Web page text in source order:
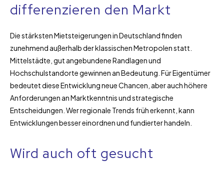
differenzieren den Markt
Die stärksten Mietsteigerungen in Deutschland finden
zunehmend außerhalb der klassischen Metropolen statt.
Mittelstädte, gut angebundene Randlagen und
Hochschulstandorte gewinnen an Bedeutung. Für Eigentümer
bedeutet diese Entwicklung neue Chancen, aber auch höhere
Anforderungen an Marktkenntnis und strategische
Entscheidungen. Wer regionale Trends früh erkennt, kann
Entwicklungen besser einordnen und fundierter handeln.
Wird auch oft gesucht